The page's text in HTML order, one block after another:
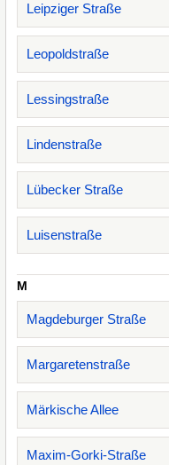
Leipziger Straße
Leopoldstraße
Lessingstraße
Lindenstraße
Lübecker Straße
Luisenstraße
M
Magdeburger Straße
Margaretenstraße
Märkische Allee
Maxim-Gorki-Straße